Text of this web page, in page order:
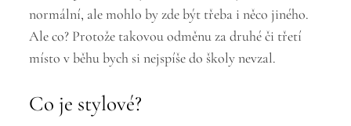
normální, ale mohlo by zde být třeba i něco jiného.
Ale co? Protože takovou odměnu za druhé či třetí
místo v běhu bych si nejspíše do školy nevzal.
Co je stylové?